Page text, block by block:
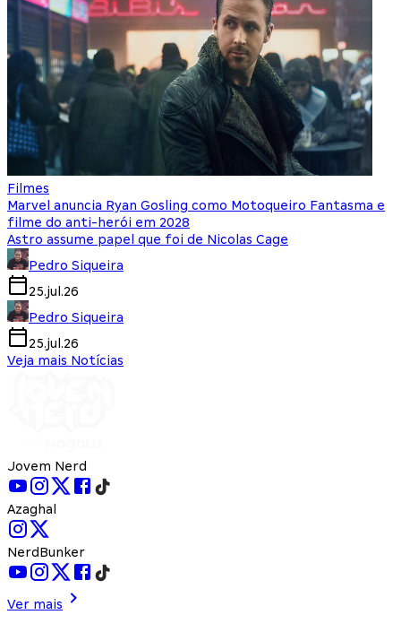
Filmes
Marvel anuncia Ryan Gosling como Motoqueiro Fantasma e
filme do anti-herói em 2028
Astro assume papel que foi de Nicolas Cage
Pedro Siqueira
25.jul.26
Pedro Siqueira
25.jul.26
Veja mais Notícias
Jovem Nerd
Azaghal
NerdBunker
Ver mais